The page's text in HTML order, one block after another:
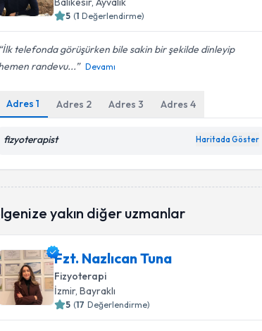
5 (1 Değerlendirme)
İlk telefonda görüşürken bile sakin bir şekilde dinleyip
randevu...
Devamı
Adres1 Adres 2 Adres3 Adres4
fizyoterapist Haritada Göster
yakın diğer uzmanlar
Fzt. Nazlıcan Tuna
Fizyoterapi
İzmir, Bayraklı
5 (17 Değerlendirme)